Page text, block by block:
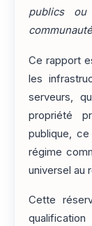
publics
Ce rapport
les
serveurs,
propriété
publique,
régime
universel au
Cette